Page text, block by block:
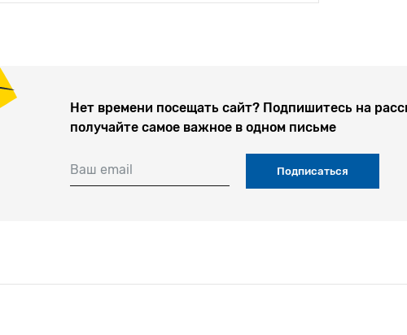
Нет времени посещать сайт? Подпишитесь на
получайте самое важное в одном письме
Ваш email